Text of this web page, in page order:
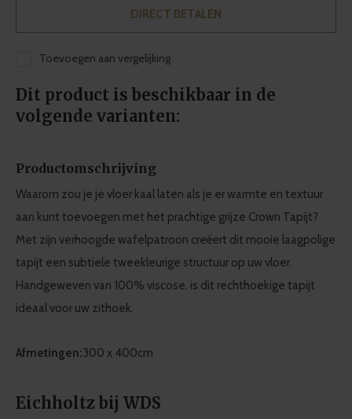
DIRECT BETALEN
Toevoegen aan vergelijking
Dit product is beschikbaar in de
volgende varianten:
Productomschrijving
Waarom zou je je vloer kaal laten als je er warmte en textuur
aan kunt toevoegen met het prachtige grijze Crown Tapijt?
Met zijn verhoogde wafelpatroon creëert dit mooie laagpolige
tapijt een subtiele tweekleurige structuur op uw vloer.
Handgeweven van 100% viscose, is dit rechthoekige tapijt
ideaal voor uw zithoek.
Afmetingen:300 x 400cm
Eichholtz bij WDS